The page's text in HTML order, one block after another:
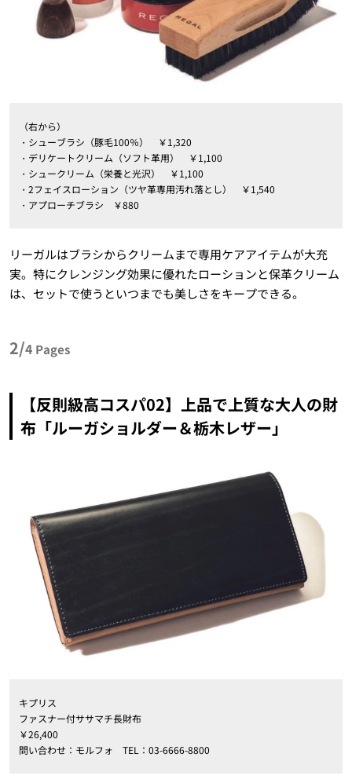
（右から）
・シューブラシ（豚毛100％） ￥1,320
・デリケートクリーム（ソフト革用） ￥1,100
・シュークリーム（栄養と光沢） ￥1,100
・2フェイスローション（ツヤ革専用汚れ落とし） ￥1,540
・アプローチブラシ ￥880
リーガルはブラシからクリームまで専用ケアアイテムが大充
実。特にクレンジング効果に優れたローションと保革クリーム
は、セットで使うといつまでも美しさをキープできる。
2/4 Pages
【反則級高コスパ02】上品で上質な大人の財
布「ルーガショルダー＆栃木レザー」
キプリス
ファスナー付ササマチ長財布
￥26,400
問い合わせ：モルフォ TEL：03-6666-8800